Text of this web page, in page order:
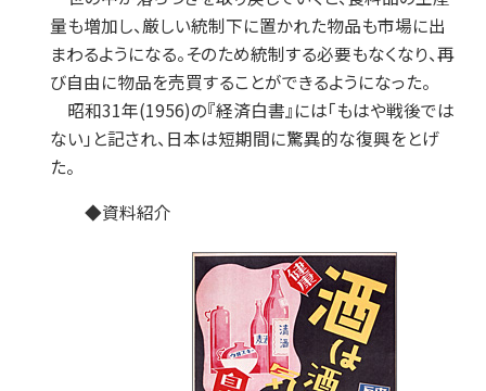
量も増加し、厳しい統制下に置かれた物品も市場に出
まわるようになる。そのため統制する必要もなくなり、再
び自由に物品を売買することができるようになった。
昭和31年(1956)の『経済白書』には「もはや戦後では
ない」と記され、日本は短期間に驚異的な復興をとげ
た。
◆資料紹介